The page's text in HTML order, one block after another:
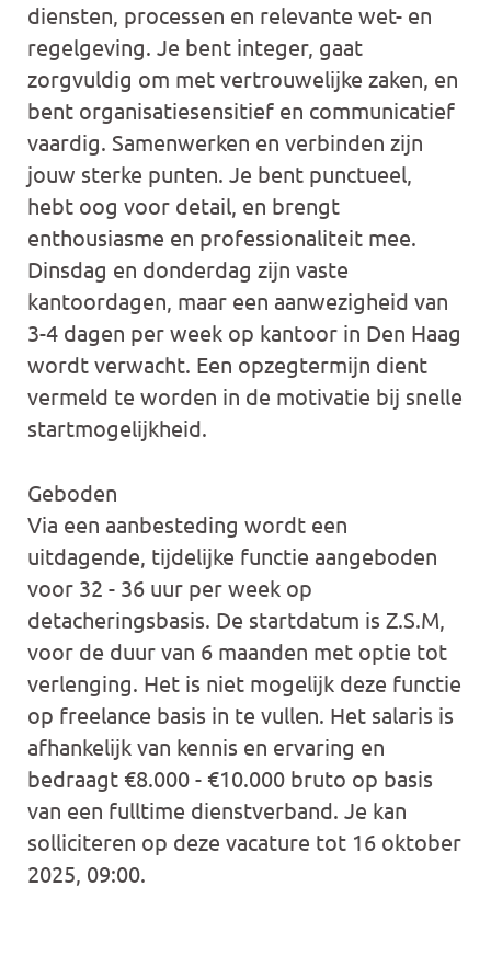
diensten, processen en relevante wet- en
regelgeving. Je bent integer, gaat
zorgvuldig om met vertrouwelijke zaken, en
bent organisatiesensitief en communicatief
vaardig. Samenwerken en verbinden zijn
jouw sterke punten. Je bent punctueel,
hebt oog voor detail, en brengt
enthousiasme en professionaliteit mee.
Dinsdag en donderdag zijn vaste
kantoordagen, maar een aanwezigheid van
3-4 dagen per week op kantoor in Den Haag
wordt verwacht. Een opzegtermijn dient
vermeld te worden in de motivatie bij snelle
startmogelijkheid.
Geboden
Via een aanbesteding wordt een
uitdagende, tijdelijke functie aangeboden
voor 32 - 36 uur per week op
detacheringsbasis. De startdatum is Z.S.M,
voor de duur van 6 maanden met optie tot
verlenging. Het is niet mogelijk deze functie
op freelance basis in te vullen. Het salaris is
afhankelijk van kennis en ervaring en
bedraagt €8.000 - €10.000 bruto op basis
van een fulltime dienstverband. Je kan
solliciteren op deze vacature tot 16 oktober
2025, 09:00.